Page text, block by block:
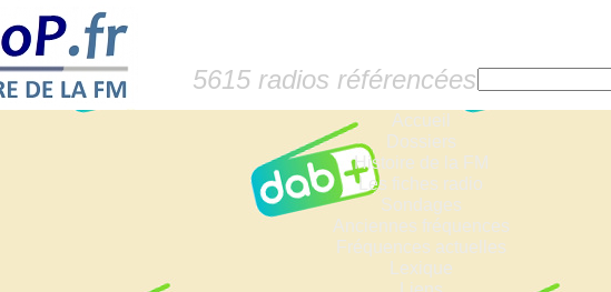
5615 radios référencées
Accueil
Dossiers
Histoire de la FM
Les fiches radio
Sondages
Anciennes fréquences
Fréquences actuelles
Lexique